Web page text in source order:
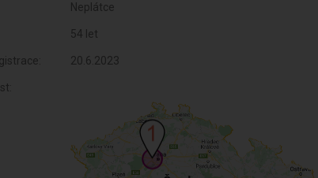
Neplátce
54 let
20.6.2023